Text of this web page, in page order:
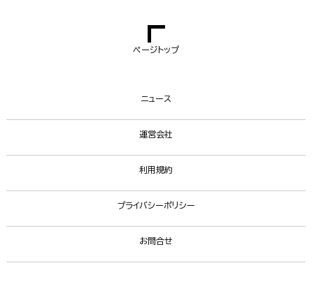
ページトップ
ニュース
運営会社
利用規約
プライバシーポリシー
お問合せ